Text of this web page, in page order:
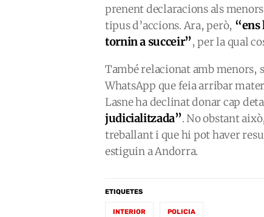
prenent declaracions als
tipus d’accions. Ara, però, “ens
tornin a succeir”, per la qual
També relacionat amb menors,
WhatsApp que feia arribar
Lasne ha declinat donar cap
judicialitzada”. No obstant
treballant i que hi pot haver
estiguin a Andorra.
ETIQUETES
INTERIOR POLICIA